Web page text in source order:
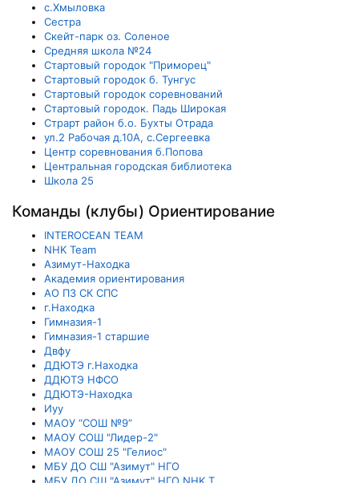
с.Хмыловка
Сестра
Скейт-парк оз. Соленое
Средняя школа №24
Стартовый городок "Приморец"
Стартовый городок б. Тунгус
Стартовый городок соревнований
Стартовый городок. Падь Широкая
Страрт район б.о. Бухты Отрада
ул.2 Рабочая д.10А, с.Сергеевка
Центр соревнования б.Попова
Центральная городская библиотека
Школа 25
Команды (клубы) Ориентирование
INTEROCEAN TEAM
NHK Team
Азимут-Находка
Академия ориентирования
АО ПЗ СК СПС
г.Находка
Гимназия-1
Гимназия-1 старшие
Двфу
ДДЮТЭ г.Находка
ДДЮТЭ НФСО
ДДЮТЭ-Находка
Иуу
МАОУ “СОШ №9”
МАОУ СОШ "Лидер-2"
МАОУ СОШ 25 "Гелиос"
МБУ ДО СШ "Азимут" НГО